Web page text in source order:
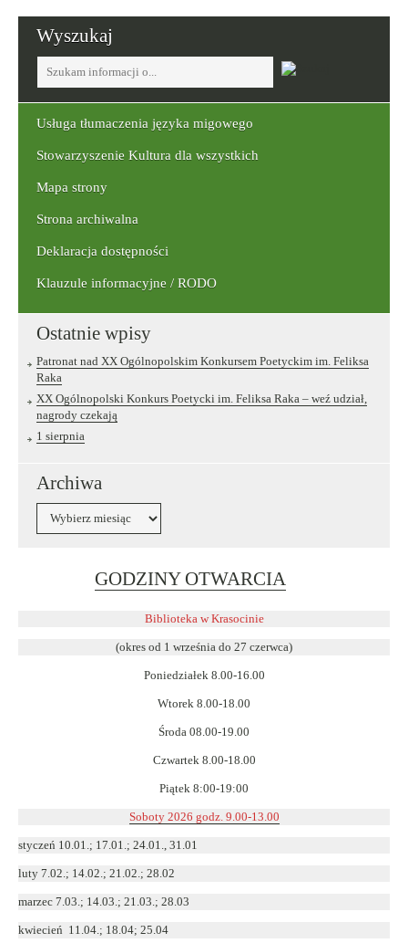
Wyszukaj
wpisz
Usługa tłumaczenia języka migowego
Stowarzyszenie Kultura dla wszystkich
Mapa strony
Strona archiwalna
Deklaracja dostępności
Klauzule informacyjne / RODO
Ostatnie wpisy
Patronat nad XX Ogólnopolskim Konkursem Poetyckim im. Feliksa
Raka
XX Ogólnopolski Konkurs Poetycki im. Feliksa Raka – weź udział,
nagrody czekają
1 sierpnia
Archiwa
GODZINY OTWARCIA
w
Biblioteka w Krasocinie
(okres od 1 września do 27 czerwca)
Poniedziałek 8.00-16.00
Wtorek 8.00-18.00
Środa 08.00-19.00
Czwartek 8.00-18.00
Piątek 8:00-19:00
Soboty 2026 godz. 9.00-13.00
styczeń 10.01.; 17.01.; 24.01., 31.01
luty 7.02.; 14.02.; 21.02.; 28.02
marzec 7.03.; 14.03.; 21.03.; 28.03
kwiecień 11.04.; 18.04; 25.04